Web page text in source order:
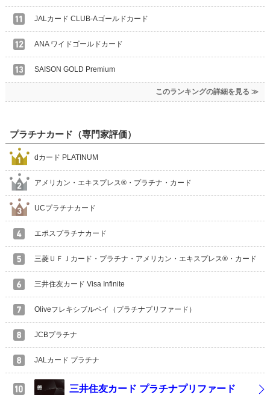
JALカード CLUB-Aゴールドカード
ANA ワイドゴールドカード
SAISON GOLD Premium
このランキングの詳細を見る ≫
プラチナカード（専門家評価）
dカード PLATINUM
アメリカン・エキスプレス®・プラチナ・カード
UCプラチナカード
エポスプラチナカード
三菱ＵＦＪカード・プラチナ・アメリカン・エキスプレス®・カード
三井住友カード Visa Infinite
Oliveフレキシブルペイ（プラチナプリファード）
JCBプラチナ
JALカード プラチナ
三井住友カード プラチナプリファード